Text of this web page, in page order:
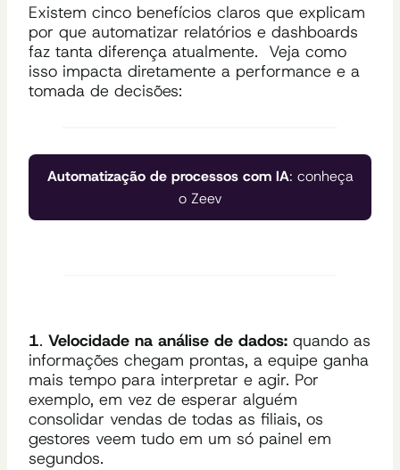
Existem cinco benefícios claros que explicam
por que automatizar relatórios e dashboards
faz tanta diferença atualmente. Veja como
isso impacta diretamente a performance e a
tomada de decisões:
Automatização de processos com IA: conheça
o Zeev
1. Velocidade na análise de dados: quando as
informações chegam prontas, a equipe ganha
mais tempo para interpretar e agir. Por
exemplo, em vez de esperar alguém
consolidar vendas de todas as filiais, os
gestores veem tudo em um só painel em
segundos.